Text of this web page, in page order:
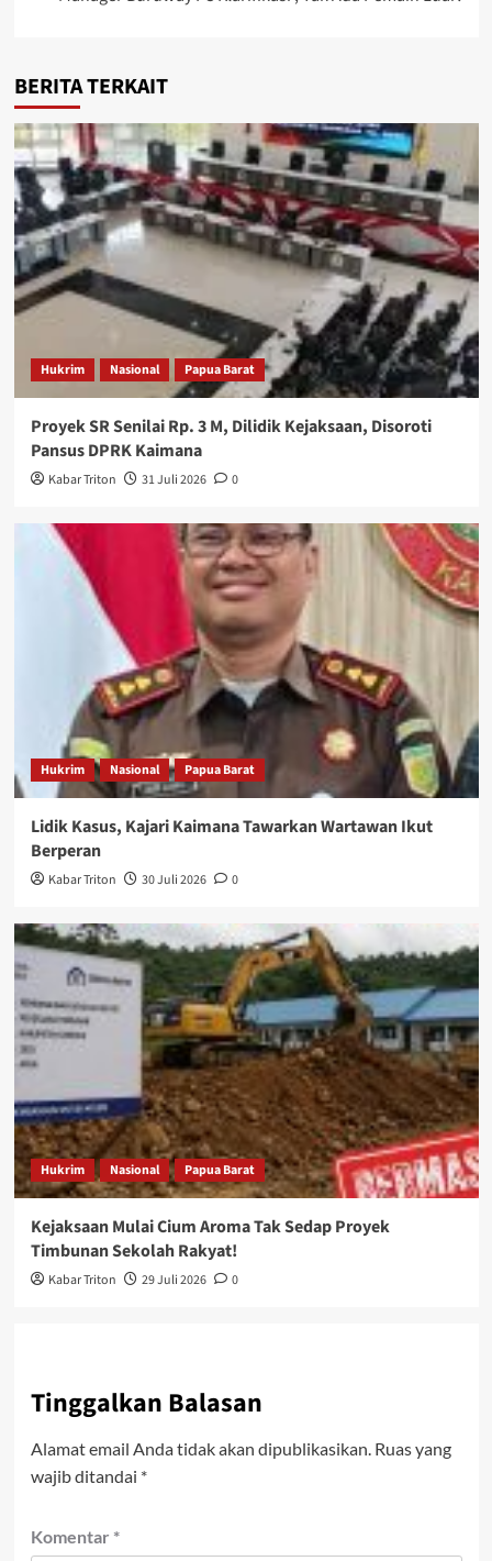
BERITA TERKAIT
Hukrim Nasional Papua Barat
Proyek SR Senilai Rp. 3 M, Dilidik Kejaksaan, Disoroti
Pansus DPRK Kaimana
Kabar Triton 31 Juli 2026 0
Hukrim Nasional Papua Barat
Lidik Kasus, Kajari Kaimana Tawarkan Wartawan Ikut
Berperan
Kabar Triton 30 Juli 2026 0
Hukrim Nasional Papua Barat
Kejaksaan Mulai Cium Aroma Tak Sedap Proyek
Timbunan Sekolah Rakyat!
Kabar Triton 29 Juli 2026 0
Tinggalkan Balasan
Alamat email Anda tidak akan dipublikasikan. Ruas yang
wajib ditandai *
Komentar *